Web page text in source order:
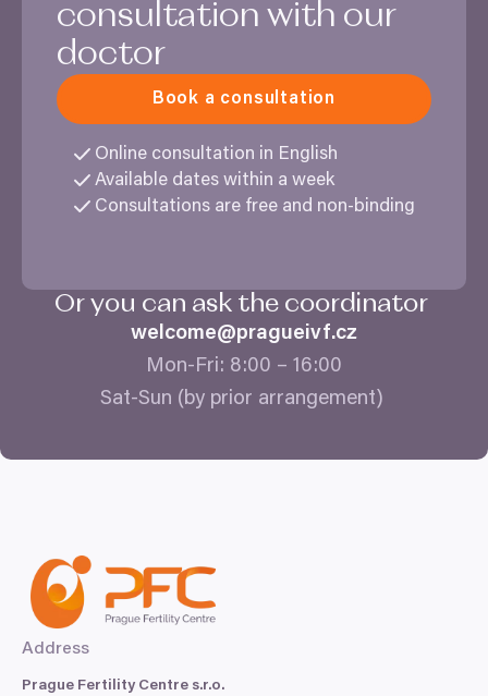
soubory cookie. Informace o tom, jak náš web používáte,
sdílíme se svými partnery pro sociální média, inzerci a
analýzy. Partneři tyto údaje mohou zkombinovat s
dalšími informacemi, které jste jim poskytli nebo které
získali v důsledku toho, že používáte jejich služby.
Povolit výběr
Odmítnout
consultation with our
doctor
Book a consultation
Online consultation in English
Available dates within a week
Consultations are free and non-binding
Or you can ask the coordinator
welcome@​pragueivf.​cz
Mon-Fri: 8:00 – 16:00
Sat-Sun (by prior arrangement)
Address
Prague Fertility Centre s.r.o.